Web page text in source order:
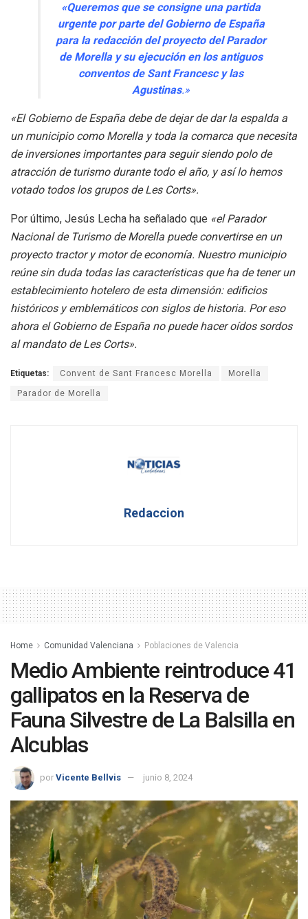
«Queremos que se consigne una partida
urgente por parte del Gobierno de España
para la redacción del proyecto del Parador
de Morella y su ejecución en los antiguos
conventos de Sant Francesc y las
Agustinas.»
«El Gobierno de España debe de dejar de dar la espalda a
un municipio como Morella y toda la comarca que necesita
de inversiones importantes para seguir siendo polo de
atracción de turismo durante todo el año, y así lo hemos
votado todos los grupos de Les Corts».
Por último, Jesús Lecha ha señalado que «el Parador
Nacional de Turismo de Morella puede convertirse en un
proyecto tractor y motor de economía. Nuestro municipio
reúne sin duda todas las características que ha de tener un
establecimiento hotelero de esta dimensión: edificios
históricos y emblemáticos con siglos de historia. Por eso
ahora el Gobierno de España no puede hacer oídos sordos
al mandato de Les Corts».
Etiquetas: Convent de Sant Francesc Morella Morella
Parador de Morella
Redaccion
Home Comunidad Valenciana Poblaciones de Valencia
Medio Ambiente reintroduce 41
gallipatos en la Reserva de
Fauna Silvestre de La Balsilla en
Alcublas
por Vicente Bellvis junio 8, 2024